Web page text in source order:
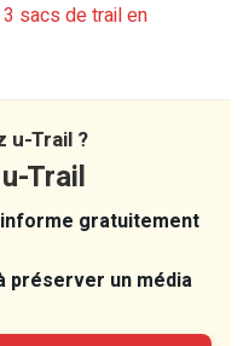
sacs de trail en
u-Trail ?
Trail
gratuitement
préserver un média